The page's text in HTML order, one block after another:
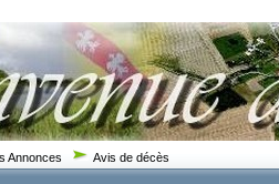
Annonces Avis de décès